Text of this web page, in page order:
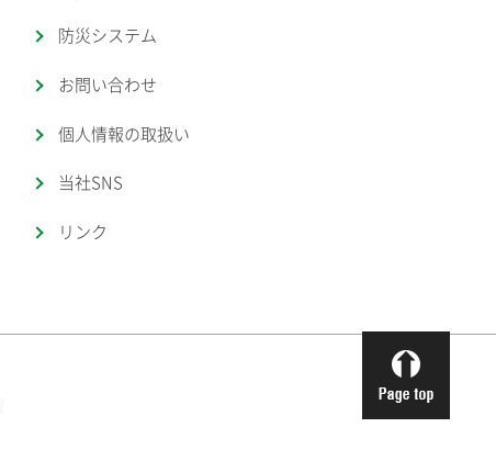
防災システム
お問い合わせ
個人情報の取扱い
当社SNS
リンク